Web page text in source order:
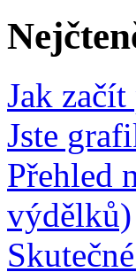
Jak
Jste
Přehled
výdělků)